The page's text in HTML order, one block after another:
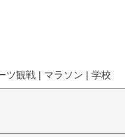
ツ観戦 | マラソン | 学校